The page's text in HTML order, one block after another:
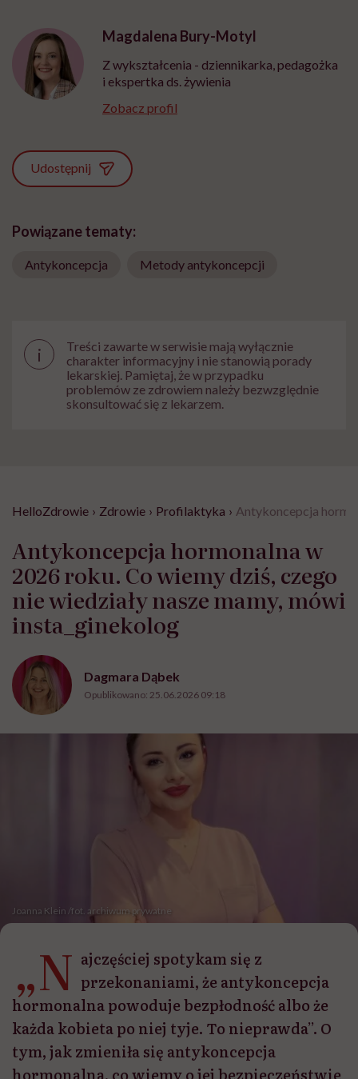
Magdalena Bury-Motyl
Z wykształcenia - dziennikarka, pedagożka
i ekspertka ds. żywienia
Zobacz profil
Udostępnij
Powiązane tematy:
Antykoncepcja Metody antykoncepcji
i
Treści zawarte w serwisie mają wyłącznie
charakter informacyjny i nie stanowią porady
lekarskiej. Pamiętaj, że w przypadku
problemów ze zdrowiem należy bezwzględnie
skonsultować się z lekarzem.
HelloZdrowie › Zdrowie › Profilaktyka › Antykoncepcja
Antykoncepcja hormonalna w
2026 roku. Co wiemy dziś, czego
nie wiedziały nasze mamy, mówi
insta_ginekolog
Dagmara Dąbek
Opublikowano: 25.06.2026 09:18
Joanna Klein /fot. archiwum prywatne
„N ajczęściej spotykam się z
przekonaniami, że antykoncepcja
hormonalna powoduje bezpłodność albo że
każda kobieta po niej tyje. To nieprawda”. O
tym, jak zmieniła się antykoncepcja